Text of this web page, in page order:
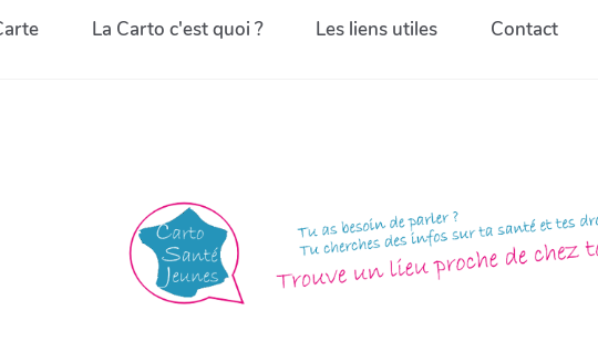
La Carto c'est quoi ? Les liens utiles Contact